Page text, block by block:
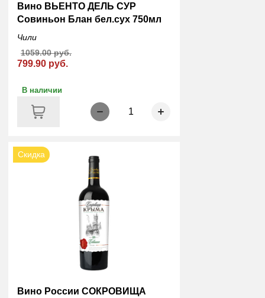
Вино ВЬЕНТО ДЕЛЬ СУР
Совиньон Блан бел.сух 750мл
Чили
799.90 руб.
1059.00 руб.
В наличии
1
Скидка
Вино России СОКРОВИЩА